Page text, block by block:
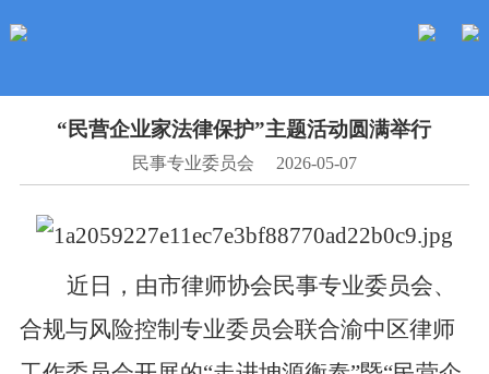
“民营企业家法律保护”主题活动圆满举行
民事专业委员会 2026-05-07
近日 ， 由市律师协会民事专业委员会、
合规与风险控制 专业委员会联合渝中区律师